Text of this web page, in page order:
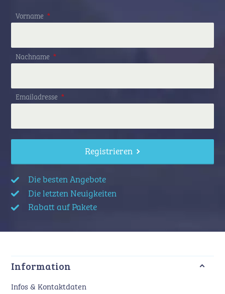
Vorname *
Nachname *
Emailadresse *
Registrieren
Die besten Angebote
Die letzten Neuigkeiten
Rabatt auf Pakete
Information
Infos & Kontaktdaten